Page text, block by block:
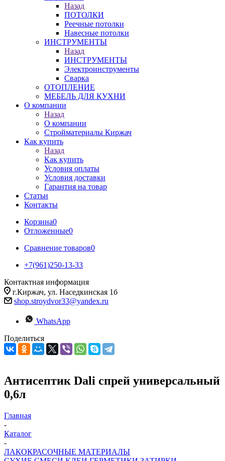
Назад
ПОТОЛКИ
Реечные потолки
Навесные потолки
ИНСТРУМЕНТЫ
Назад
ИНСТРУМЕНТЫ
Электроинструменты
Сварка
ОТОПЛЕНИЕ
МЕБЕЛЬ ДЛЯ КУХНИ
О компании
Назад
О компании
Стройматериалы Киржач
Как купить
Назад
Как купить
Условия оплаты
Условия доставки
Гарантия на товар
Статьи
Контакты
Корзина0
Отложенные0
Сравнение товаров0
+7(961)250-13-33
Контактная информация
г.Киржач, ул. Наседкинская 1б
shop.stroydvor33@yandex.ru
WhatsApp
Поделиться
Антисептик Dali спрей универсальный
0,6л
Главная
-
Каталог
-
ЛАКОКРАСОЧНЫЕ МАТЕРИАЛЫ